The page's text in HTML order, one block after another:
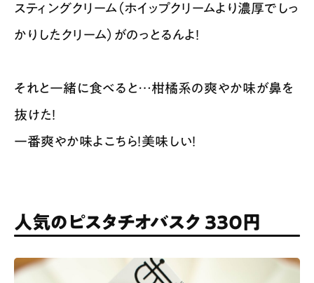
スティングクリーム（ホイップクリームより濃厚でしっ
かりしたクリーム）がのっとるんよ！
それと一緒に食べると…柑橘系の爽やか味が鼻を
抜けた！
一番爽やか味よこちら！美味しい！
人気のピスタチオバスク 330円